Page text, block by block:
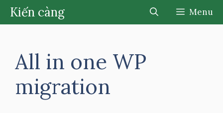
Chuyển
đến
dung
Kiến càng Menu
All in one WP
migration